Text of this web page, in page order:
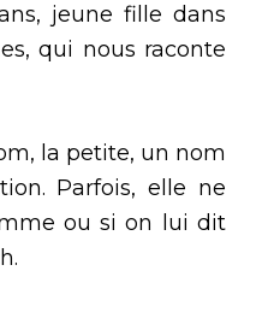
jeune fille dans
qui nous raconte
la petite, un nom
Parfois, elle ne
ou si on lui dit